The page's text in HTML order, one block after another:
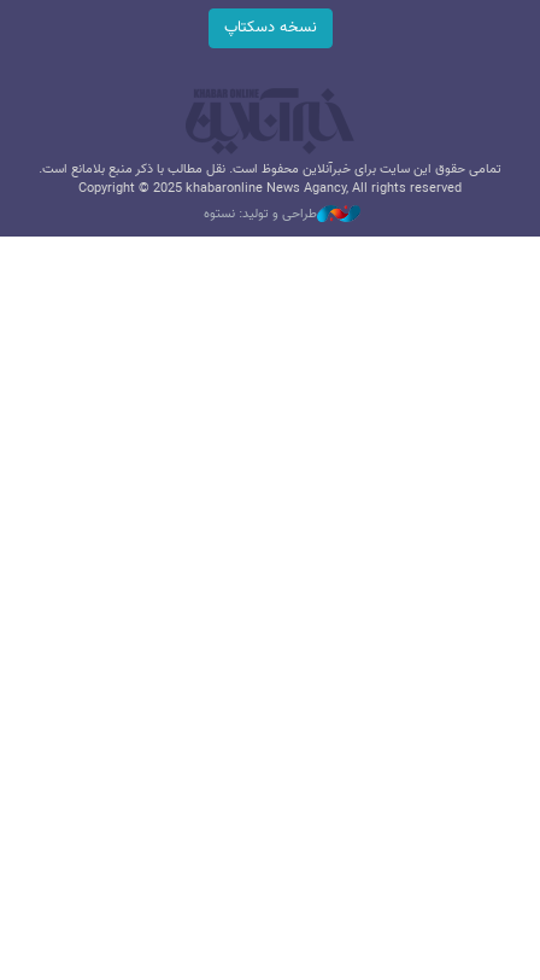
نسخه دسکتاپ
تمامی حقوق این سایت برای خبرآنلاین محفوظ است. نقل مطالب با ذکر منبع بلامانع است.
Copyright © 2025 khabaronline News Agancy, All rights reserved
طراحی و تولید: نستوه